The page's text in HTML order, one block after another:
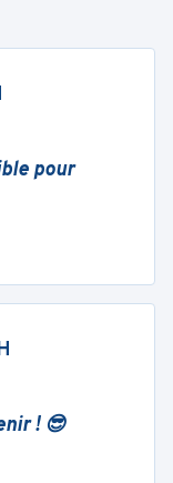
pour
! 😎